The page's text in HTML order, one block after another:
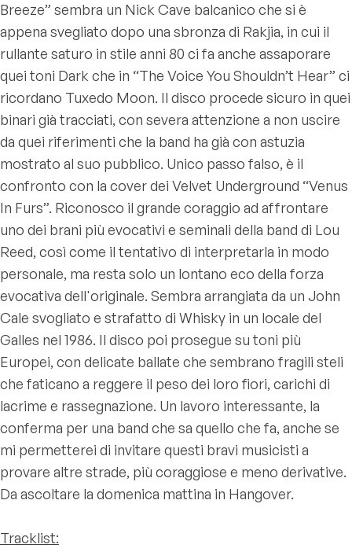
Breeze” sembra un Nick Cave balcanico che si è
appena svegliato dopo una sbronza di Rakjia, in cui il
rullante saturo in stile anni 80 ci fa anche assaporare
quei toni Dark che in “The Voice You Shouldn’t Hear” ci
ricordano Tuxedo Moon. Il disco procede sicuro in quei
binari già tracciati, con severa attenzione a non uscire
da quei riferimenti che la band ha già con astuzia
mostrato al suo pubblico. Unico passo falso, è il
confronto con la cover dei Velvet Underground “Venus
In Furs”. Riconosco il grande coraggio ad affrontare
uno dei brani più evocativi e seminali della band di Lou
Reed, così come il tentativo di interpretarla in modo
personale, ma resta solo un lontano eco della forza
evocativa dell'originale. Sembra arrangiata da un John
Cale svogliato e strafatto di Whisky in un locale del
Galles nel 1986. Il disco poi prosegue su toni più
Europei, con delicate ballate che sembrano fragili steli
che faticano a reggere il peso dei loro fiori, carichi di
lacrime e rassegnazione. Un lavoro interessante, la
conferma per una band che sa quello che fa, anche se
mi permetterei di invitare questi bravi musicisti a
provare altre strade, più coraggiose e meno derivative.
Da ascoltare la domenica mattina in Hangover.
Tracklist: